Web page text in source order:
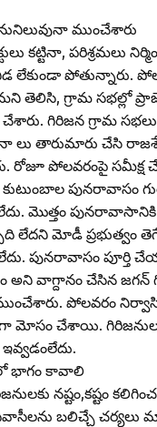
ముంచేశారు
కట్టినా, పరిశ్రమలు
లేకుండా పోతున్నారు.
గ్రామ సభల్లో
గిరిజన గ్రామ సభలు
లు తారుమారు చేసి
రోజూ పోలవరంపై సమీక్ష
కుటుంబాల పునరావాసం
మొత్తం
లేదని మోడీ ప్రభుత్వం
పునరావాసం పూర్తి
అని వాగ్దానం చేసిన జగన్‌
పోలవరం
మోసం చేశాయి. గిరిజనుల
భాగం కావాలి
నష్టం,కష్టం
బలిచ్చే చర్యలు